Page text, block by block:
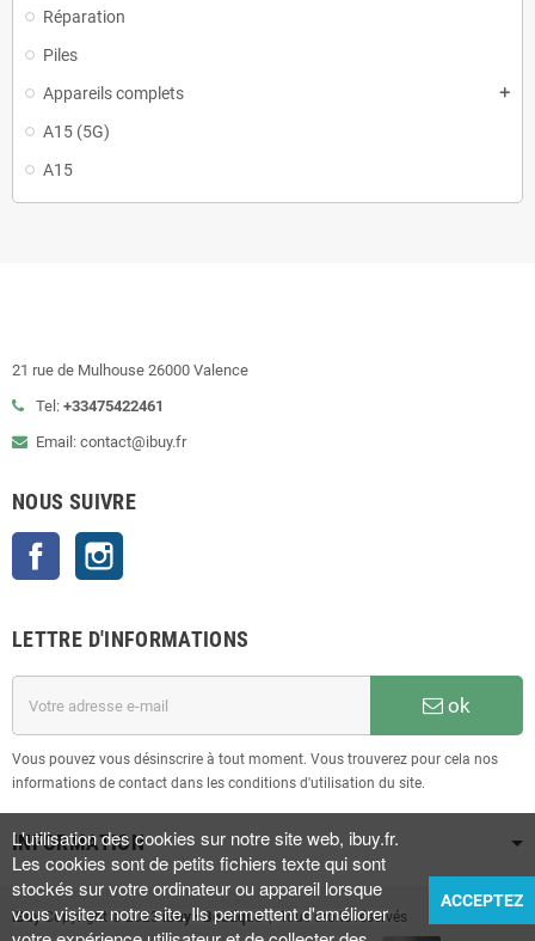
Réparation
Piles
Appareils complets
add
A15 (5G)
A15
21 rue de Mulhouse 26000 Valence
Tel: +33475422461
Email: contact@ibuy.fr
NOUS SUIVRE
Facebook
LETTRE D'INFORMATIONS
ok
Vous pouvez vous désinscrire à tout moment. Vous trouverez pour cela nos
informations de contact dans les conditions d'utilisation du site.
INFORMATION
iBuyCopyright © 2023iBuy • Boutique| Tous droits réservés
L'utilisation des cookies sur notre site web, ibuy.fr.
Les cookies sont de petits fichiers texte qui sont
stockés sur votre ordinateur ou appareil lorsque
vous visitez notre site. Ils permettent d'améliorer
ACCEPTEZ